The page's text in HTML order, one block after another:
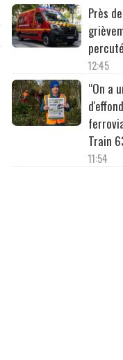
Près
12:45
“On a
Train
11:54